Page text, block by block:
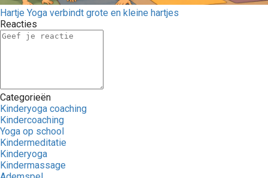
Hartje Yoga verbindt grote en kleine hartjes
Reacties
Categorieën
Kinderyoga coaching
Kindercoaching
Yoga op school
Kindermeditatie
Kinderyoga
Kindermassage